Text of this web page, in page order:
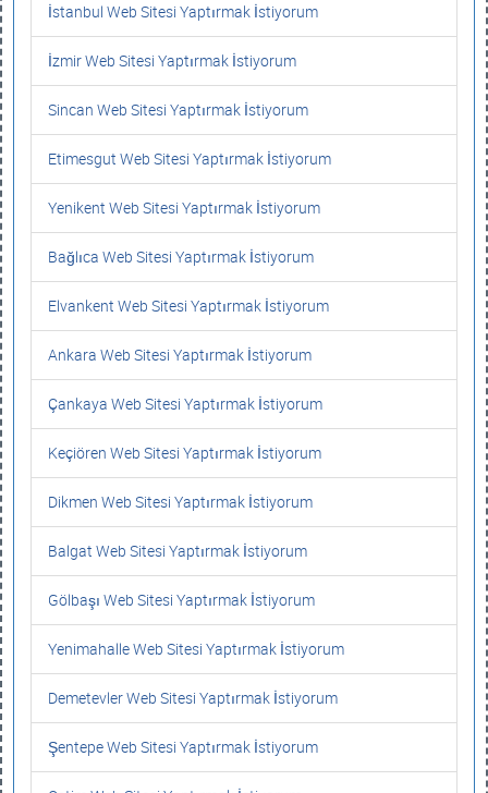
İstanbul Web Sitesi Yaptırmak İstiyorum
İzmir Web Sitesi Yaptırmak İstiyorum
Sincan Web Sitesi Yaptırmak İstiyorum
Etimesgut Web Sitesi Yaptırmak İstiyorum
Yenikent Web Sitesi Yaptırmak İstiyorum
Bağlıca Web Sitesi Yaptırmak İstiyorum
Elvankent Web Sitesi Yaptırmak İstiyorum
Ankara Web Sitesi Yaptırmak İstiyorum
Çankaya Web Sitesi Yaptırmak İstiyorum
Keçiören Web Sitesi Yaptırmak İstiyorum
Dikmen Web Sitesi Yaptırmak İstiyorum
Balgat Web Sitesi Yaptırmak İstiyorum
Gölbaşı Web Sitesi Yaptırmak İstiyorum
Yenimahalle Web Sitesi Yaptırmak İstiyorum
Demetevler Web Sitesi Yaptırmak İstiyorum
Şentepe Web Sitesi Yaptırmak İstiyorum